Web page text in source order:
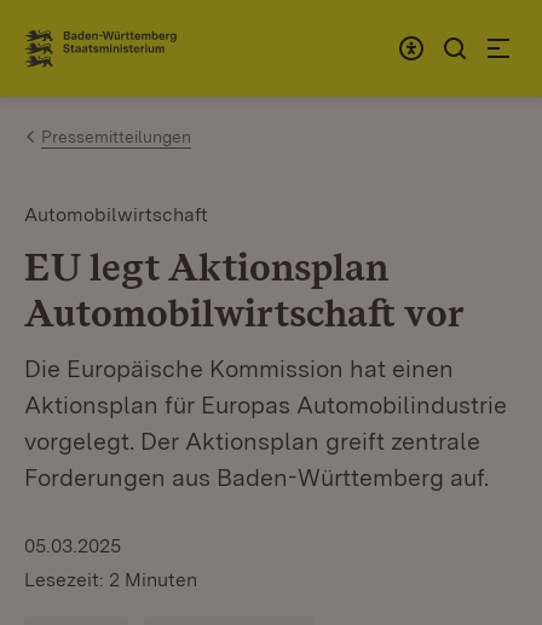
Zum Inhalt springen
Link zur Startseite
Pressemitteilungen
Automobilwirtschaft
EU legt Aktionsplan
Automobilwirtschaft vor
Die Europäische Kommission hat einen
Aktionsplan für Europas Automobilindustrie
vorgelegt. Der Aktionsplan greift zentrale
Forderungen aus Baden-Württemberg auf.
05.03.2025
Lesezeit: 2 Minuten